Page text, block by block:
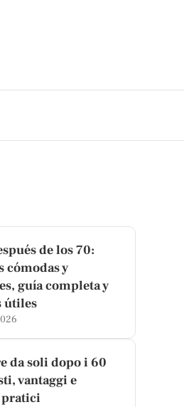
de los 70:
cómodas y
guía completa y
útiles
da soli dopo i 60
vantaggi e